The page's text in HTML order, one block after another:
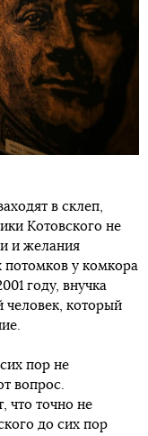
в склеп,
Котовского не
и желания
у комкора
году, внучка
который
пор не
вопрос.
что точно не
до сих пор